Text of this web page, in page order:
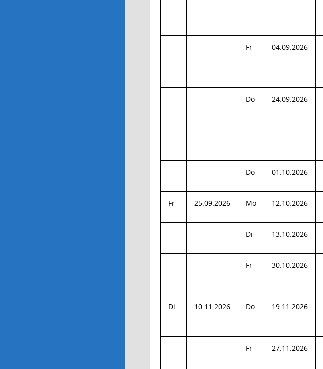
Fr 04.09.2026
Do 24.09.2026
Do 01.10.2026
Fr 25.09.2026 Mo 12.10.2026
Di 13.10.2026
Fr 30.10.2026
Di 10.11.2026 Do 19.11.2026
Fr 27.11.2026